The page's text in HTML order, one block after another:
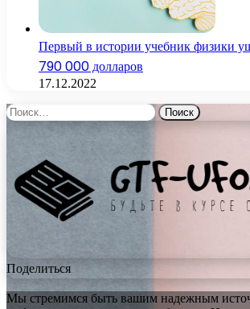
Первый в истории учебник физики
790 000 долларов
17.12.2022
Найти:
Поделиться
Мы стремимся быть вашим надежным